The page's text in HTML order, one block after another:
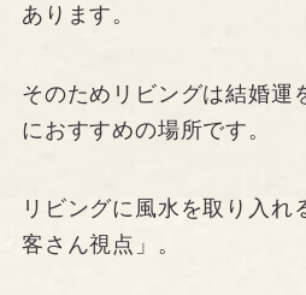
あります。
そのためリビングは結婚運
におすすめの場所です。
リビングに風水を取り入れ
客さん視点」。